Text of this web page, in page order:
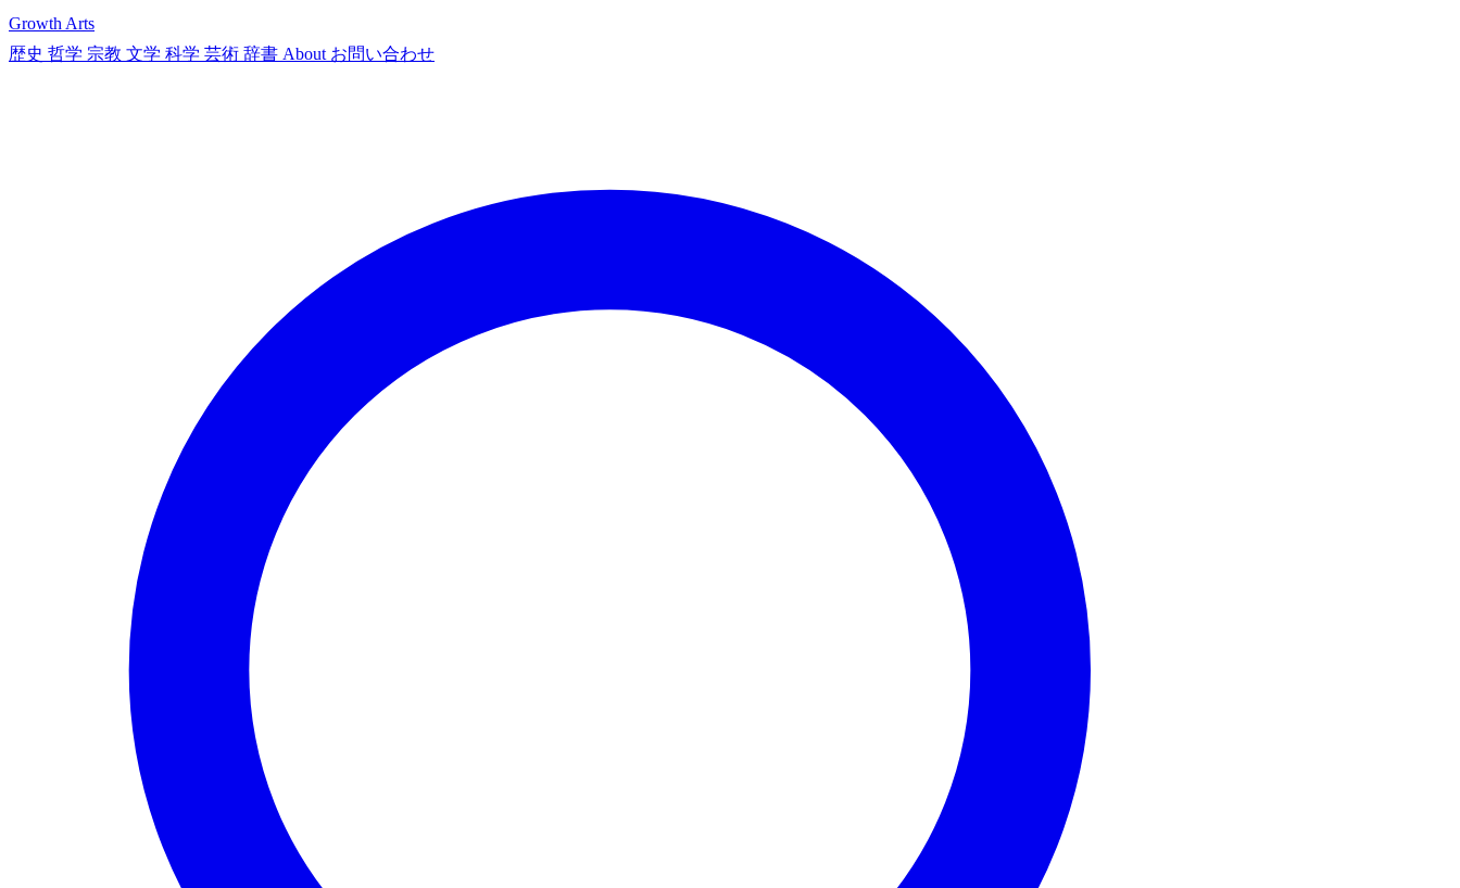
Growth Arts
歴史 哲学 宗教 文学 科学 芸術 辞書 About お問い合わせ